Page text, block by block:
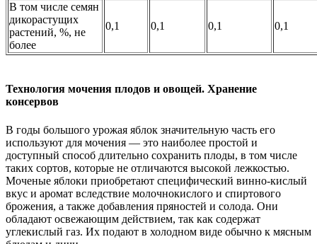
В том числе семян
дикорастущих
растений, %, не
более
0,1 0,1 0,1 0,1
Технология мочения плодов и овощей. Хранение
консервов
В годы большого урожая яблок значительную часть его
используют для мочения — это наиболее простой и
доступный способ длительно сохранить плоды, в том числе
таких сортов, которые не отличаются высокой лежкостью.
Моченые яблоки приобретают специфический винно-кислый
вкус и аромат вследствие молочнокислого и спиртового
брожения, а также добавления пряностей и солода. Они
обладают освежающим действием, так как содержат
углекислый газ. Их подают в холодном виде обычно к мясным